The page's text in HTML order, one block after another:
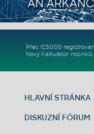
Přes 123.000
Nový Kalkulátor nosníků,
HLAVNÍ STRÁNKA
DISKUZNÍ FÓRUM